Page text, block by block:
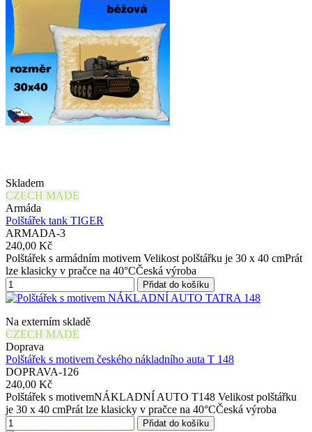
Skladem
CZECH MADE
Armáda
Polštářek tank TIGER
ARMADA-3
240,00 Kč
Polštářek s armádním motivem Velikost polštářku je 30 x 40 cmPrát
lze klasicky v pračce na 40°CČeská výroba
Přidat do košíku
Na externím skladě
CZECH MADE
Doprava
Polštářek s motivem českého nákladního auta T 148
DOPRAVA-126
240,00 Kč
Polštářek s motivemNÁKLADNÍ AUTO T148 Velikost polštářku
je 30 x 40 cmPrát lze klasicky v pračce na 40°CČeská výroba
Přidat do košíku